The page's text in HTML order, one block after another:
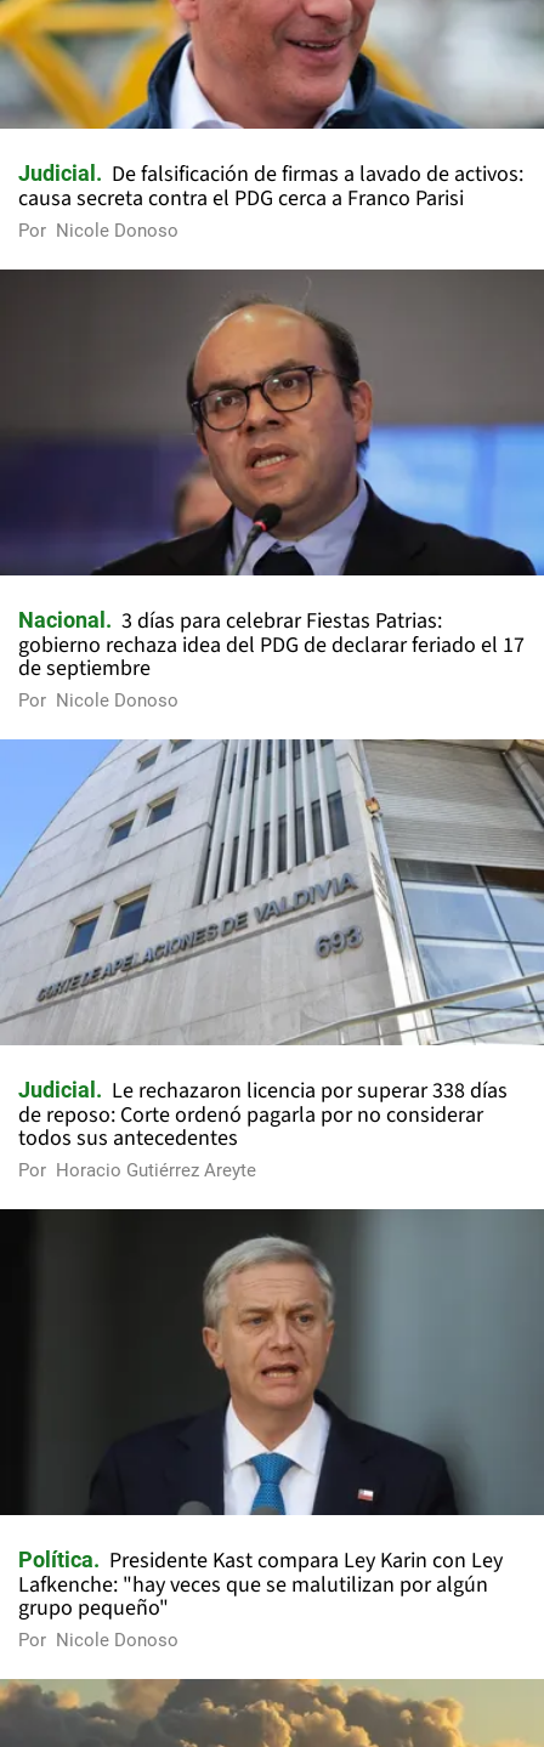
Judicial
De falsificación de firmas a lavado de activos:
causa secreta contra el PDG cerca a Franco Parisi
Por Nicole Donoso
Nacional
3 días para celebrar Fiestas Patrias:
gobierno rechaza idea del PDG de declarar feriado el 17
de septiembre
Por Nicole Donoso
Judicial
Le rechazaron licencia por superar 338 días
de reposo: Corte ordenó pagarla por no considerar
todos sus antecedentes
Por Horacio Gutiérrez Areyte
Política
Presidente Kast compara Ley Karin con Ley
Lafkenche: "hay veces que se malutilizan por algún
grupo pequeño"
Por Nicole Donoso